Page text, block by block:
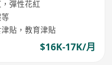
彈性花紅
貼，教育津貼
$16K-17K/月